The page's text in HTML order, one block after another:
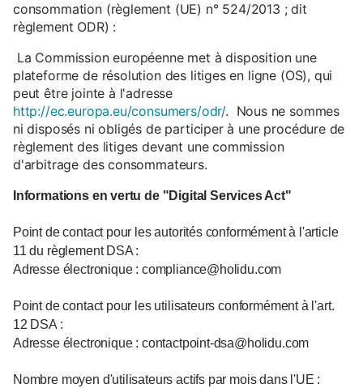
consommation (règlement (UE) n° 524/2013 ; dit
règlement ODR) :
La Commission européenne met à disposition une
plateforme de résolution des litiges en ligne (OS), qui
peut être jointe à l'adresse
http://ec.europa.eu/consumers/odr/. Nous ne sommes
ni disposés ni obligés de participer à une procédure de
règlement des litiges devant une commission
d'arbitrage des consommateurs.
Informations en vertu de "Digital Services Act"
Point de contact pour les autorités conformément à l'article
11 du règlement DSA :
Adresse électronique : compliance@holidu.com
Point de contact pour les utilisateurs conformément à l'art.
12 DSA :
Adresse électronique : contactpoint-dsa@holidu.com
Nombre moyen d'utilisateurs actifs par mois dans l'UE :